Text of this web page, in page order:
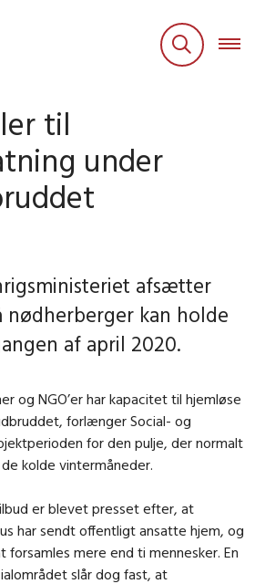
til
under
afsætter
nødherberger kan holde
af april 2020.
og NGO’er har kapacitet til hjemløse
forlænger Social- og
for den pulje, der normalt
kolde vintermåneder.
er blevet presset efter, at
har sendt offentligt ansatte hjem, og
mere end ti mennesker. En
slår dog fast, at